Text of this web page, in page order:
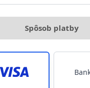
Spôsob platby